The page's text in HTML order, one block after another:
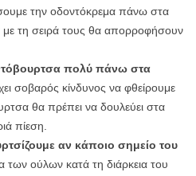
την οδοντόκρεμα πάνω στα
με τη σειρά τους θα απορροφήσουν
πολύ πάνω στα
σοβαρός κίνδυνος να φθείρουμε
θα πρέπει να δουλεύει στα
πίεση.
αν κάποιο σημείο του
των ούλων κατά τη διάρκεια του